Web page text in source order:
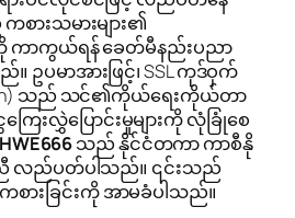
ားသမားများ၏
ကာကွယ်ရန် ခေတ်မီနည်းပညာ
ဥပမာအားဖြင့်၊ SSL ကုဒ်ဝှက်
သည် သင်၏ကိုယ်ရေးကိုယ်တာ
းလွှဲပြောင်းမှုများကို လုံခြုံစေ
သည် နိုင်ငံတကာ ကာစီနို
အညီ လည်ပတ်ပါသည်။ ၎င်းသည်
စားခြင်းကို အာမခံပါသည်။